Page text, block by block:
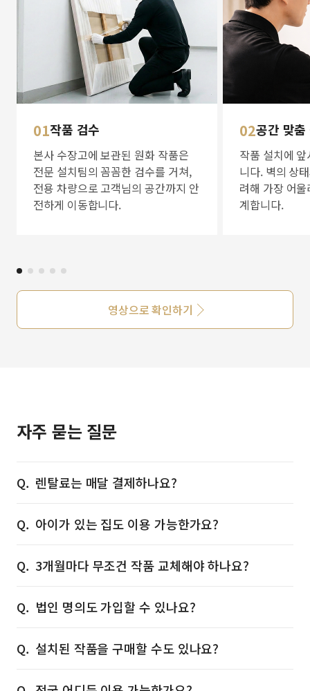
01작품 검수
본사 수장고에 보관된 원화 작품은
전문 설치팀의 꼼꼼한 검수를 거쳐,
전용 차량으로 고객님의 공간까지 안
전하게 이동합니다.
02공간 맞
작품 설치에
니다. 벽의 상
려해 가장 어
계합니다.
영상으로 확인하기
자주 묻는 질문
렌탈료는 매달 결제하나요?
아이가 있는 집도 이용 가능한가요?
3개월마다 무조건 작품 교체해야 하나요?
법인 명의도 가입할 수 있나요?
설치된 작품을 구매할 수도 있나요?